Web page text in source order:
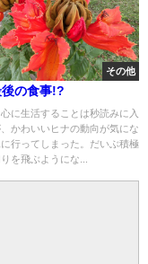
その他
の食事!?
に生活することは秒読みに入
かわいいヒナの動向が気にな
行ってしまった。だいぶ積極
を飛ぶようにな...